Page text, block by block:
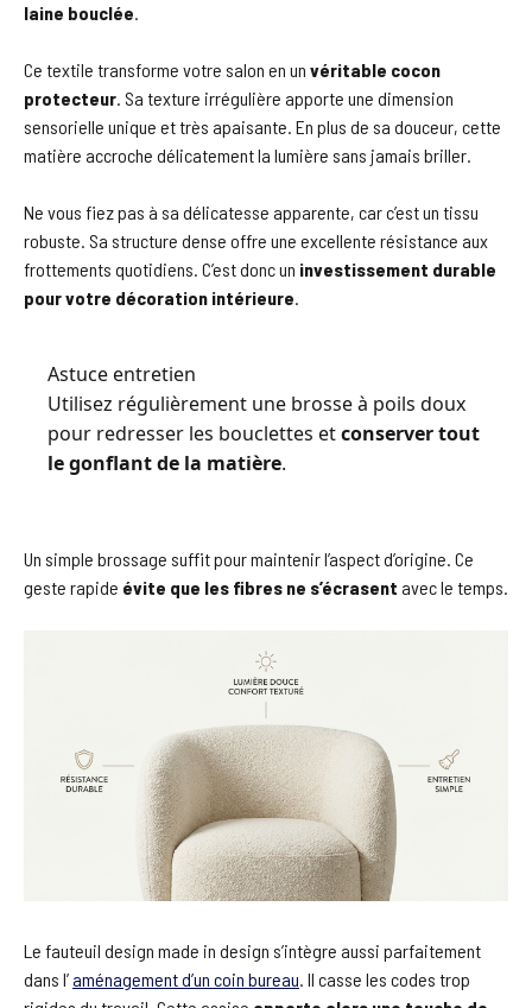
laine bouclée.
Ce textile transforme votre salon en un véritable cocon
protecteur. Sa texture irrégulière apporte une dimension
sensorielle unique et très apaisante. En plus de sa douceur, cette
matière accroche délicatement la lumière sans jamais briller.
Ne vous fiez pas à sa délicatesse apparente, car c’est un tissu
robuste. Sa structure dense offre une excellente résistance aux
frottements quotidiens. C’est donc un investissement durable
pour votre décoration intérieure.
Astuce entretien
Utilisez régulièrement une brosse à poils doux
pour redresser les bouclettes etconserver tout
le gonflant de la matière.
Un simple brossage suffit pour maintenir l’aspect d’origine. Ce
geste rapide évite que les fibres ne s’écrasent avec le temps.
Le fauteuil design made in design s’intègre aussi parfaitement
dans l’aménagement d’un coin bureau. Il casse les codes trop